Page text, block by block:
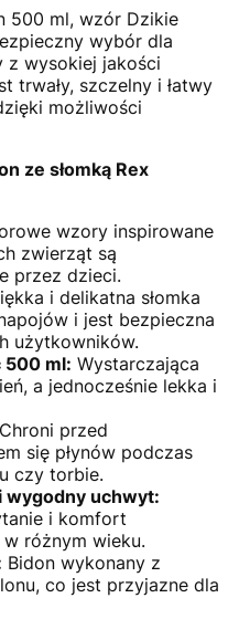
500 ml, wzór Dzikie
wybór dla
z wysokiej jakości
trwały, szczelny i łatwy
możliwości
ze słomką Rex
wzory inspirowane
zwierząt są
przez dzieci.
i delikatna słomka
i jest bezpieczna
użytkowników.
500 ml: Wystarczająca
a jednocześnie lekka i
Chroni przed
się płynów podczas
czy torbie.
wygodny uchwyt:
i komfort
różnym wieku.
Bidon wykonany z
co jest przyjazne dla